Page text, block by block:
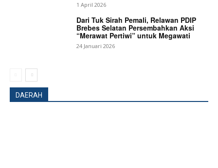
1 April 2026
Dari Tuk Sirah Pemali, Relawan PDIP
Brebes Selatan Persembahkan Aksi
“Merawat Pertiwi” untuk Megawati
24 Januari 2026
DAERAH